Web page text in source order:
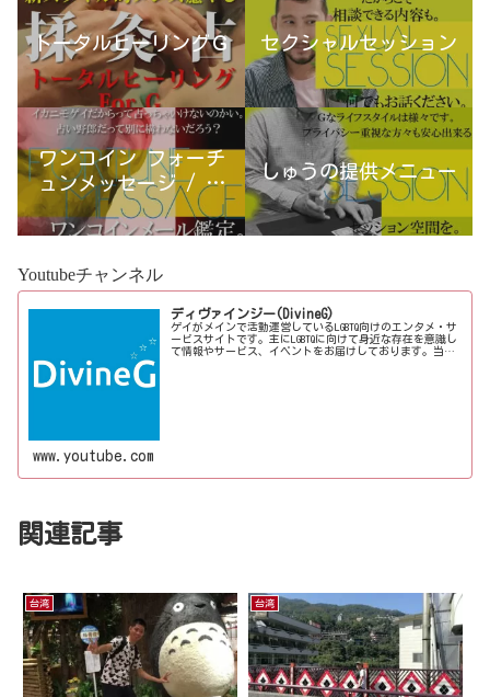
トータルヒーリングＧ セクシャルセッション
ワンコイン フォーチ
ュンメッセージ / 古
宮優雨
しゅうの提供メニュー
Youtubeチャンネル
ディヴァインジー(DivineG)
ゲイがメインで活動運営しているLGBTQ向けのエンタメ・サ
ービスサイトです。主にLGBTQに向けて身近な存在を意識し
て情報やサービス、イベントをお届けしております。当事
www.youtube.com
関連記事
台湾 台湾